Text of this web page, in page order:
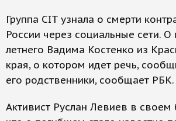
Группа CIT узнала о смерти
России через социальные сети. О
летнего Вадима Костенко из
края, о котором идет речь,
его родственники, сообщает РБК.
Активист Руслан Левиев в своем